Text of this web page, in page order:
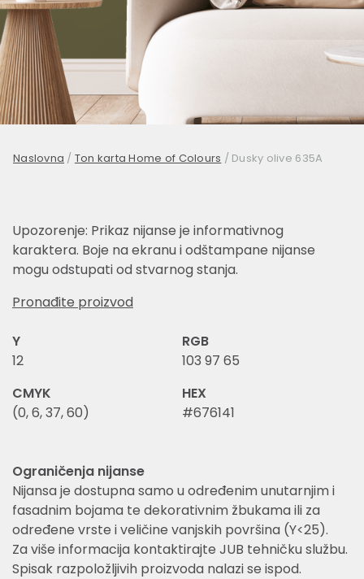
Naslovna / Ton karta Home of Colours / Dusky olive 635A
Upozorenje: Prikaz nijanse je informativnog
karaktera. Boje na ekranu i odštampane nijanse
mogu odstupati od stvarnog stanja.
Pronađite proizvod
Y
12
RGB
103 97 65
CMYK
(0, 6, 37, 60)
HEX
#676141
Ograničenja nijanse
Nijansa je dostupna samo u određenim unutarnjim i
fasadnim bojama te dekorativnim žbukama ili za
određene vrste i veličine vanjskih površina (Y<25).
Za više informacija kontaktirajte JUB tehničku službu.
Spisak razpoložljivih proizvoda nalazi se ispod.